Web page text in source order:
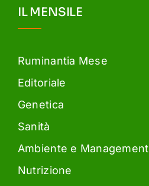
IL MENSILE
Ruminantia Mese
Editoriale
Genetica
Sanità
Ambiente e Management
Nutrizione